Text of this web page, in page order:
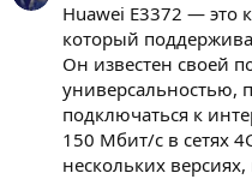
Huawei E3372 — это
который
Он известен своей
универсальностью,
подключаться к
150 Мбит/с в сетях
нескольких